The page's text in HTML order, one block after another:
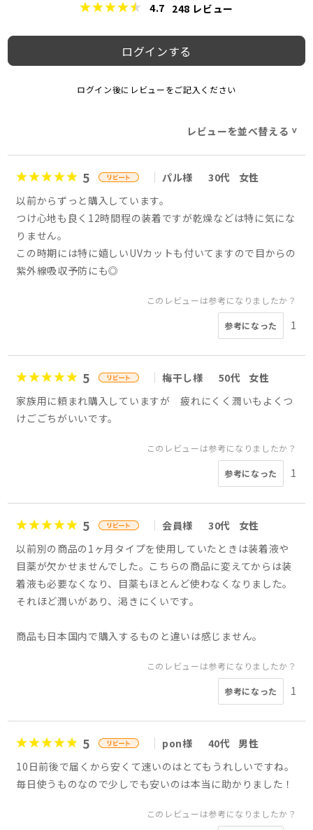
4.7 248 レビュー
ログインする
ログイン後にレビューをご記入ください
レビューを並べ替える >
5 パル様 30代
女性
以前からずっと購入しています。
つけ心地も良く12時間程の装着ですが乾燥などは特に気にな
りません。
この時期には特に嬉しいUVカットも付いてますので目からの
紫外線吸収予防にも◎
このレビューは参考になりましたか？
参考になった 1
5 梅干し様 50代
女性
家族用に頼まれ購入していますが 疲れにくく潤いもよくつ
けごごちがいいです。
このレビューは参考になりましたか？
参考になった 1
5 会員様 30代
女性
以前別の商品の1ヶ月タイプを使用していたときは装着液や
目薬が欠かせませんでした。こちらの商品に変えてからは装
着液も必要なくなり、目薬もほとんど使わなくなりました。
それほど潤いがあり、渇きにくいです。
商品も日本国内で購入するものと違いは感じません。
このレビューは参考になりましたか？
参考になった 1
5 pon様 40代
男性
10日前後で届くから安くて速いのはとてもうれしいですね。
毎日使うものなので少しでも安いのは本当に助かりました！
このレビューは参考になりましたか？